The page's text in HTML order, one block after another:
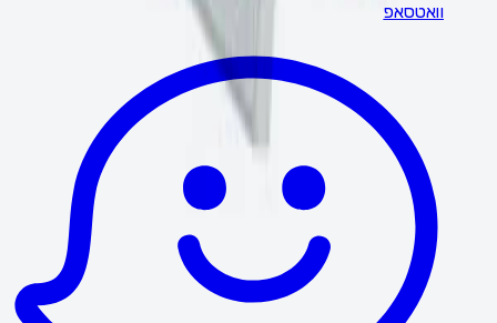
וואטסאפ